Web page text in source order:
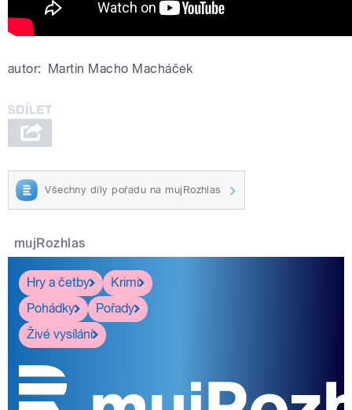
autor: Martin Macho Macháček
Všechny díly pořadu na mujRozhlas
mujRozhlas
Hry a četby
Krimi
Pohádky
Pořady
Živé vysílání